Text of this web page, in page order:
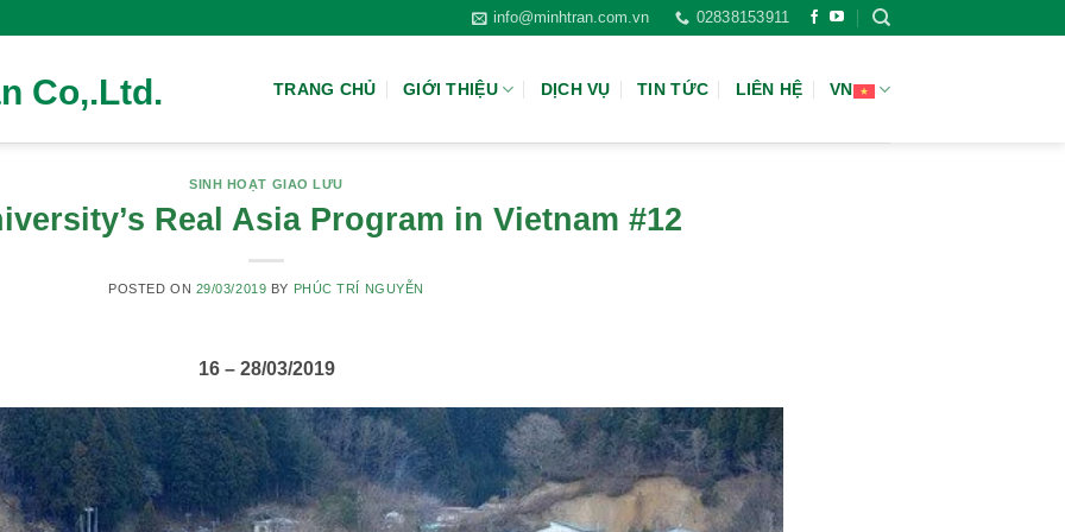
info@minhtran.com.vn 02838153911
Co,.Ltd. TRANG CHỦ GIỚI THIỆU DỊCH VỤ TIN TỨC LIÊN HỆ VN
SINH HOẠT GIAO LƯU
Real Asia Program in Vietnam #12
POSTED ON 29/03/2019 BY PHÚC TRÍ NGUYỄN
16 – 28/03/2019